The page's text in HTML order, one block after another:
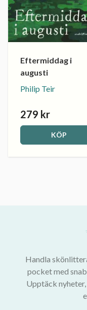
Eftermiddag i
augusti
Philip Teir
279 kr
KÖP
Handla
pocket med
Upptäck